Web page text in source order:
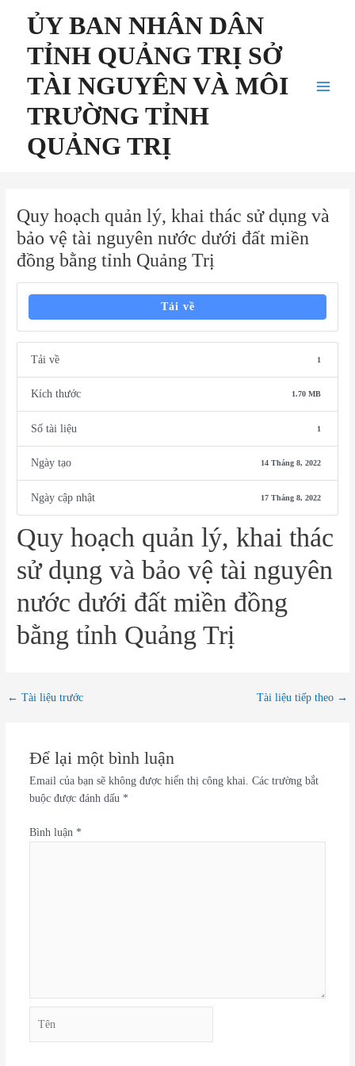
ỦY BAN NHÂN DÂN
TỈNH QUẢNG TRỊ SỞ
TÀI NGUYÊN VÀ MÔI
TRƯỜNG TỈNH
QUẢNG TRỊ
Quy hoạch quản lý, khai thác sử dụng và
bảo vệ tài nguyên nước dưới đất miền
đồng bằng tỉnh Quảng Trị
Tải về
Tải về 1
Kích thước 1.70 MB
Số tài liệu 1
Ngày tạo 14 Tháng 8, 2022
Ngày cập nhật 17 Tháng 8, 2022
Quy hoạch quản lý, khai thác
sử dụng và bảo vệ tài nguyên
nước dưới đất miền đồng
bằng tỉnh Quảng Trị
← Tài liệu trước Tài liệu tiếp theo →
Để lại một bình luận
Email của bạn sẽ không được hiển thị công khai. Các trường bắt
buộc được đánh dấu *
Bình luận *